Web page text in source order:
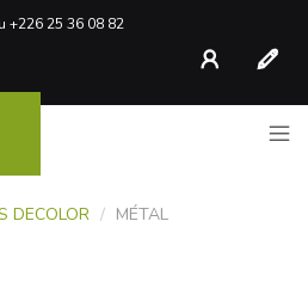
+226 25 36 08 82
Compte
DECOLOR / MÉTAL